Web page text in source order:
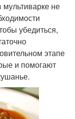
не
убедиться,
этапе
и помогают